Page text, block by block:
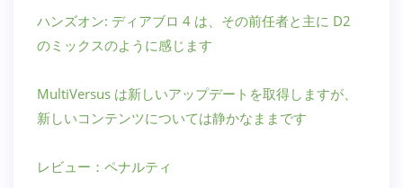
ハンズオン: ディアブロ 4 は、その前任者と主に D2
のミックスのように感じます
MultiVersus は新しいアップデートを取得しますが、
新しいコンテンツについては静かなままです
レビュー：ペナルティ